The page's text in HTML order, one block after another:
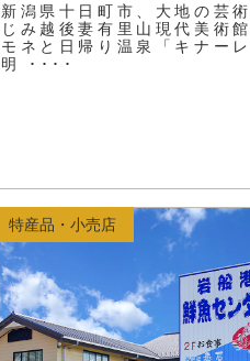
新潟県十日町市、大地の芸
じみ越後妻有里山現代美術
モネと日帰り温泉「キナーレ
明 ････
特産品・小売店